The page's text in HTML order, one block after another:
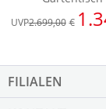
FILIALEN